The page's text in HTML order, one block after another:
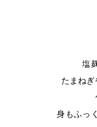
塩
たまね
身もふっ